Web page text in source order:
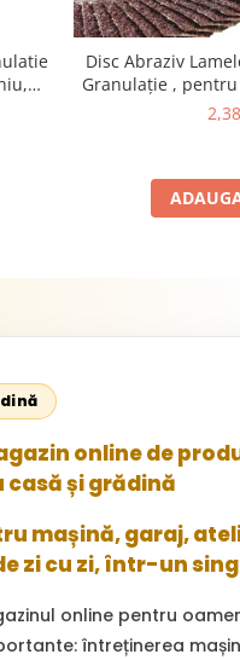
Disc Abraziv
Granulație ,
online de
și grădină
mașină, garaj,
zi cu zi, într-un
online pentru
întreținerea